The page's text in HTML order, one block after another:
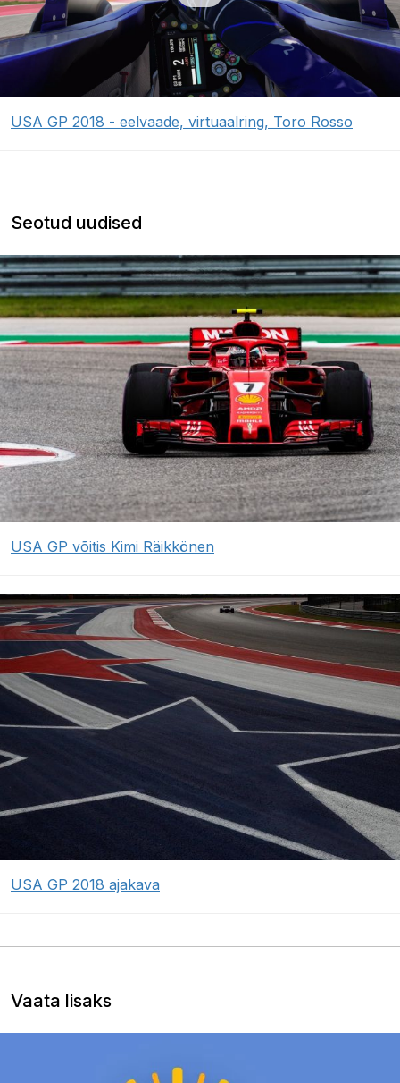
USA GP 2018 - eelvaade, virtuaalring, Toro Rosso
Seotud uudised
USA GP võitis Kimi Räikkönen
USA GP 2018 ajakava
Vaata lisaks